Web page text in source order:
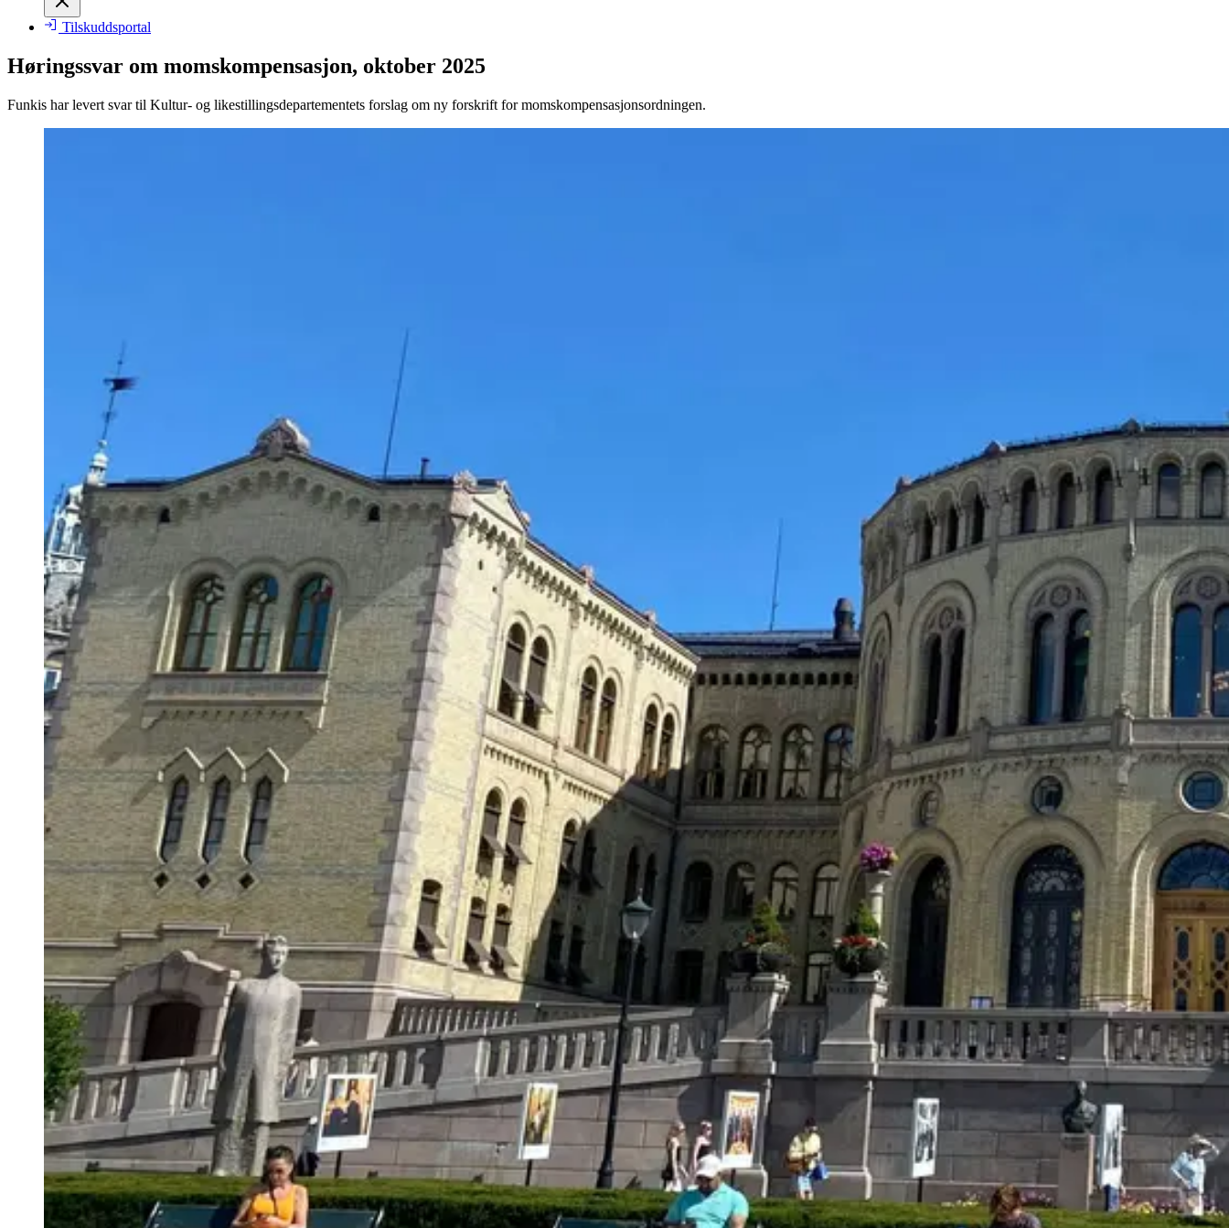
Tilskuddsportal
Høringssvar om momskompensasjon, oktober 2025
Funkis har levert svar til Kultur- og likestillingsdepartementets forslag om ny forskrift for momskompensasjonsordningen.